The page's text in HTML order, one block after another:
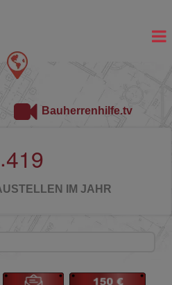
Bauherrenhilfe.tv
.419
IM JAHR